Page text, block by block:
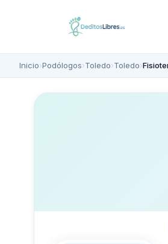
Inicio›Podólogos›Toledo›Toledo›